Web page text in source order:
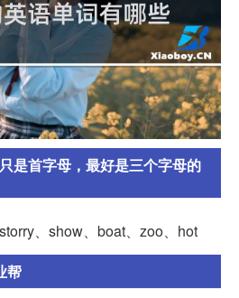
是首字母，最好是三个字母的
、show、boat、zoo、hot
帮